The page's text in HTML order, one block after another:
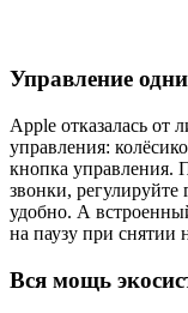
Управление
Apple отказалась от
управления:
кнопка управления.
звонки,
удобно. А
на паузу при снятии
Вся мощь